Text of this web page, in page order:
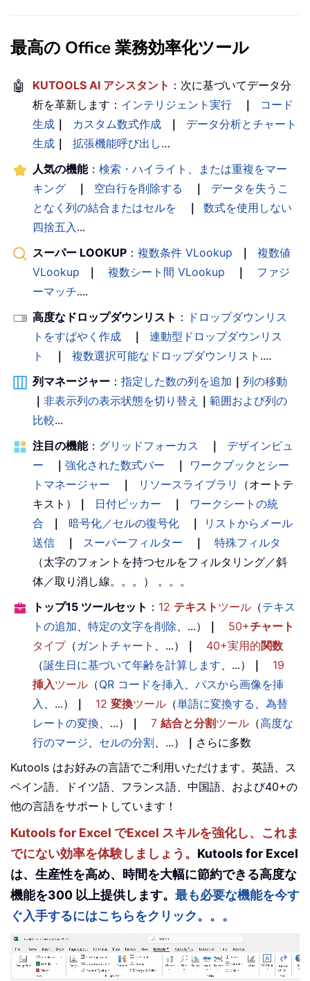
最高の Office 業務効率化ツール
🤖 KUTOOLS AI アシスタント ：次に基づいてデータ分
析を革新します： インテリジェント実行 ｜
コード
生成 ｜ カスタム数式作成 ｜
データ分析とチャート
生成 ｜ 拡張機能呼び出し…
人気の機能： 検索・ハイライト、または重複をマー
キング
｜ 空白行を削除する ｜
データを失うこ
となく列の結合またはセルを
｜
数式を使用しない
四捨五入...
スーパー LOOKUP ： 複数条件 VLookup ｜
複数値
VLookup
｜ 複数シート間 VLookup ｜
ファジ
ーマッチ....
高度なドロップダウンリスト ： ドロップダウンリス
トをすばやく作成
｜
連動型ドロップダウンリス
ト
｜ 複数選択可能なドロップダウンリスト ....
列マネージャー ： 指定した数の列を追加 ｜ 列の移動
｜ 非表示列の表示状態を切り替え ｜ 範囲および列の
比較...
注目の機能： グリッドフォーカス ｜
デザインビュ
ー
｜ 強化された数式バー ｜
ワークブックとシー
トマネージャー
｜ リソースライブラリ
（オートテ
キスト）
｜ 日付ピッカー ｜
ワークシートの統
合
｜ 暗号化／セルの復号化 ｜
リストからメール
送信
｜ スーパーフィルター ｜
特殊フィルタ
（太字のフォントを持つセルをフィルタリング／斜
体／取り消し線。。。） 。。。
トップ15 ツールセット ： 12 テキスト ツール （テキス
トの追加、 特定の文字を削除、...） ｜ 50+チャート
タイプ（ ガントチャート 、...） ｜ 40+実用的関数
（誕生日に基づいて年齢を計算します、...） ｜
19
挿入ツール （QR コードを挿入 、 パスから画像を挿
入 、...） ｜ 12 変換ツール （単語に変換する 、 為替
レートの変換、...） ｜ 7 結合と分割ツール （高度な
行のマージ、 セルの分割、...） ｜ さらに多数
Kutools はお好みの言語でご利用いただけます。英語、ス
ペイン語、ドイツ語、フランス語、中国語、および40+の
他の言語をサポートしています！
Kutools for Excel でExcel スキルを強化し、これま
でにない効率を体験しましょう。 Kutools for Excel
は、生産性を高め、時間を大幅に節約できる高度な
機能を300 以上提供します。 最も必要な機能を今す
ぐ入手するにはこちらをクリック。。。